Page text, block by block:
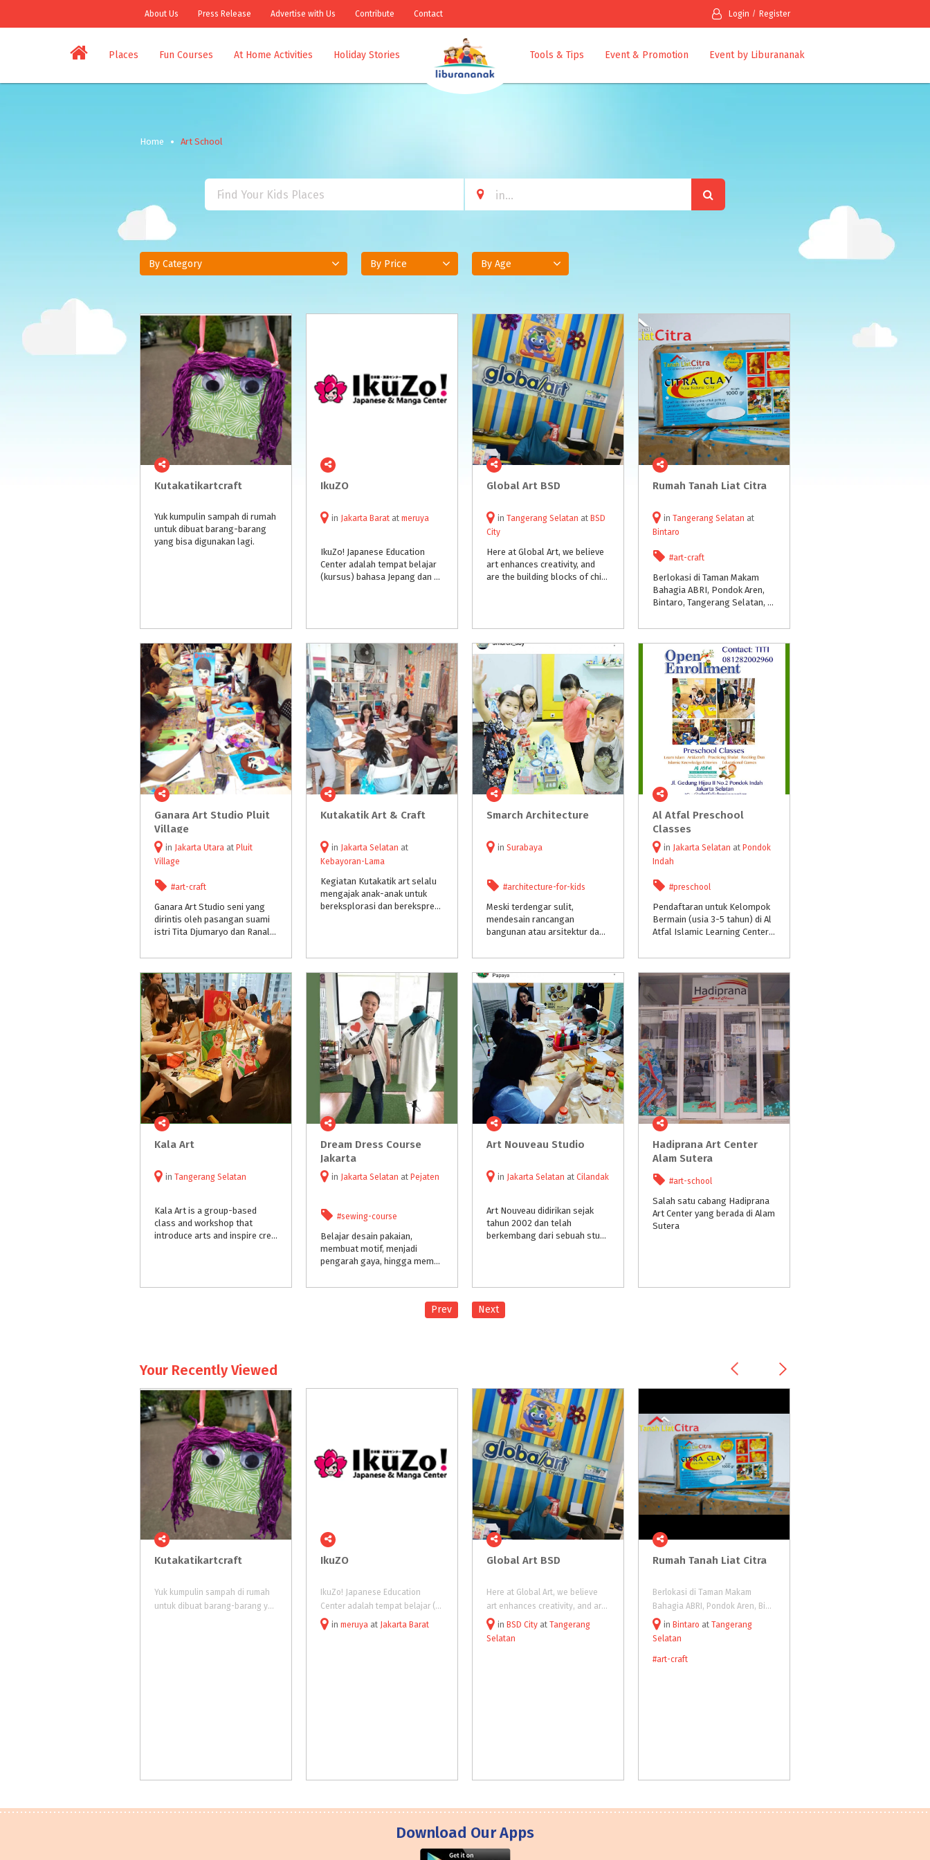
About Us Press Release Advertise with Us Contribute Contact Login Register
Places Fun Courses At Home Activities Holiday Stories Tools & Tips Event & Promotion Event by Liburananak
Home Art School
By Category By Price By Age
Kutakatikartcraft
Yuk kumpulin sampah di rumah
untuk dibuat barang-barang
yang bisa digunakan lagi.
IkuZO
in Jakarta Barat at meruya
IkuZo! Japanese Education
Center adalah tempat belajar
(kursus) bahasa Jepang dan gambar Manga praktikal bagi Anda yang ingin menggali lebih dalam tentang budaya, etika, dan etos kerja masyarakat Jepang.
Global Art BSD
in Tangerang Selatan at BSD
City
Here at Global Art, we believe
art enhances creativity, and
are the building blocks of child development. We train the younger generation to be creative thinkers and to develop in them problem-solving skills – allowing them to imagine, explore
Rumah Tanah Liat Citra
in Tangerang Selatan at
Bintaro
#art-craft
Berlokasi di Taman Makam
Bahagia ABRI, Pondok Aren,
Bintaro, Tangerang Selatan, Banten.
Ganara Art Studio Pluit
Village
in Jakarta Utara at Pluit
Village
#art-craft
Ganara Art Studio seni yang
dirintis oleh pasangan suami
istri Tita Djumaryo dan Ranald Indra. Setiap akhir pekan, studio ini menawarkan banyak program bagi batita, balita, hingga remaja.
Kutakatik Art & Craft
in Jakarta Selatan at
Kebayoran-Lama
Kegiatan Kutakatik art selalu
mengajak anak-anak untuk
bereksplorasi dan berekspresi menurut intrepertasi masing-masing.
Smarch Architecture
in Surabaya
#architecture-for-kids
Meski terdengar sulit,
mendesain rancangan
bangunan atau arsitektur dapat dikenalkan kepada anak sejak dini. Sebab, banyak manfaat yang didapat buah hati saat mereka mengenal bangunan. Apa saja?
Al Atfal Preschool
Classes
in Jakarta Selatan at Pondok
Indah
#preschool
Pendaftaran untuk Kelompok
Bermain (usia 3-5 tahun) di Al
Atfal Islamic Learning Center @alatfalislamiccenter telah dibuka ! Yuk, Mama Papa...daftarkan si Kecil untuk bermain sambil belajar agama Islam dalam lingkungan yang menyenangkan...
Kala Art
in Tangerang Selatan
Kala Art is a group-based
class and workshop that
introduce arts and inspire creativity.
Dream Dress Course
Jakarta
in Jakarta Selatan at Pejaten
#sewing-course
Belajar desain pakaian,
membuat motif, menjadi
pengarah gaya, hingga mempersiapkan sebuah perhelatan fashion show, bukan hal yang mustahil untuk dilakukan oleh anak.
Art Nouveau Studio
in Jakarta Selatan at Cilandak
Art Nouveau didirikan sejak
tahun 2002 dan telah
berkembang dari sebuah studio pengajaran untuk mengerjakan berjuta-juta proyek berbasis seni. Keragaman proyek mencakup banyak bidang di dunia seni yang memungkinkan untuk mengembangkan bakat dan kreativita
Hadiprana Art Center
Alam Sutera
#art-school
Salah satu cabang Hadiprana
Art Center yang berada di Alam
Sutera
Prev Next
Your Recently Viewed
Kutakatikartcraft
Yuk kumpulin sampah di rumah
untuk dibuat barang-barang yang bisa digunakan lagi.
IkuZO
IkuZo! Japanese Education
Center adalah tempat belajar (kursus) bahasa Jepang dan gambar Manga praktikal bagi Anda yang ingin menggali lebih dalam tentang budaya, etika, dan etos kerja masyarakat Jepang.
in meruya at Jakarta Barat
Global Art BSD
Here at Global Art, we believe
art enhances creativity, and are the building blocks of child development. We train the younger generation to be creative thinkers and to develop in them problem-solving skills – allowing them to imagine, explore
in BSD City at Tangerang
Selatan
Rumah Tanah Liat Citra
Berlokasi di Taman Makam
Bahagia ABRI, Pondok Aren, Bintaro, Tangerang Selatan, Banten.
in Bintaro at Tangerang
Selatan
#art-craft
Download Our Apps